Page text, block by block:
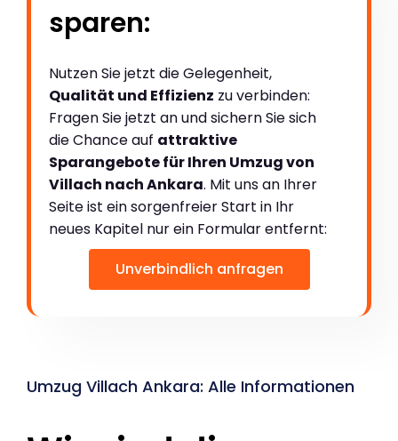
sparen:
Nutzen Sie jetzt die Gelegenheit,
Qualität und Effizienz zu verbinden:
Fragen Sie jetzt an und sichern Sie sich
die Chance auf attraktive
Sparangebote für Ihren Umzug von
Villach nach Ankara. Mit uns an Ihrer
Seite ist ein sorgenfreier Start in Ihr
neues Kapitel nur ein Formular entfernt:
Unverbindlich anfragen
Umzug Villach Ankara: Alle Informationen